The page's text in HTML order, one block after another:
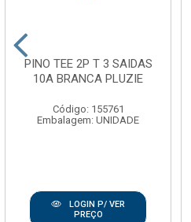
PINO TEE 2P T 3 SAIDAS
10A BRANCA PLUZIE
Código: 155761
Embalagem: UNIDADE
LOGIN P/ VER
PREÇO